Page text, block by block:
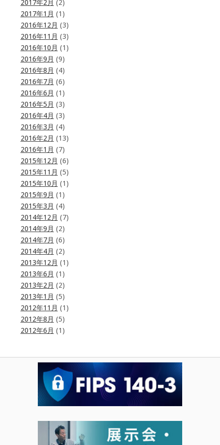
2017年2月 (2)
2017年1月 (1)
2016年12月 (3)
2016年11月 (3)
2016年10月 (1)
2016年9月 (9)
2016年8月 (4)
2016年7月 (6)
2016年6月 (1)
2016年5月 (3)
2016年4月 (3)
2016年3月 (4)
2016年2月 (13)
2016年1月 (7)
2015年12月 (6)
2015年11月 (5)
2015年10月 (1)
2015年9月 (1)
2015年3月 (4)
2014年12月 (7)
2014年9月 (2)
2014年7月 (6)
2014年4月 (2)
2013年12月 (1)
2013年6月 (1)
2013年2月 (2)
2013年1月 (5)
2012年11月 (1)
2012年8月 (5)
2012年6月 (1)